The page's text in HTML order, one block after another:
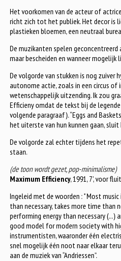
Het voorkomen van de acteur of
richt zich tot het publiek. Het decor is
plastieken bloemen, een neutraal
De muzikanten spelen geconcentreerd
maar bescheiden en wanneer mogelijk
De volgorde van stukken is nog zuiver
autonome actie, zoals in een circus of
wetenschappelijk uitzending. Ik zou
Efficieny omdat de tekst bij de
volgende paragraaf). “Eggs and
het uiterste van hun kunnen gaan,
De volgorde zal echter tijdens het
staan.
(de toon wordt gezet, pop-minimalisme)
Maximum Efficiency, 1991, 7', voor
Ingeleid met de woorden : " Most
than necessary, takes more time than
performing energy than necessary (...)
good model for modern society with
instrumentisten, waaronder één
snel mogelijk één noot naar elkaar
aan de muziek van “Andriessen”.